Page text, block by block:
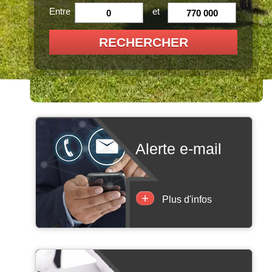
Entre et
RECHERCHER
alerte e-mail
+ Plus d'infos